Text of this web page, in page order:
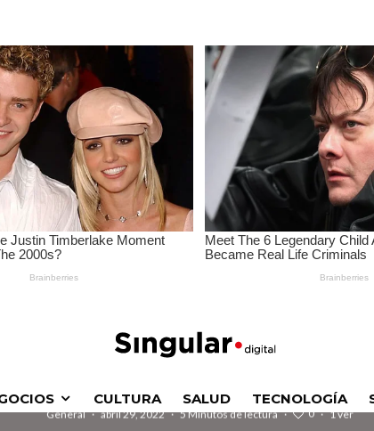
CULTURA SALUD TECNOLOGÍA
General · abril 29, 2022 · 5 Minutos de lectura · 0 · 1 ver